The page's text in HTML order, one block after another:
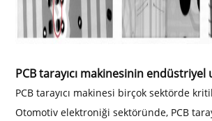
PCB tarayıcı makinesinin endüstriyel
PCB tarayıcı makinesi birçok sektörde
Otomotiv elektroniği sektöründe, PCB